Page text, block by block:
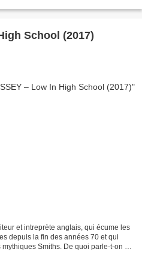
School (2017)
et intreprète anglais, qui écume les
depuis la fin des années 70 et qui
Smiths. De quoi parle-t-on ? :